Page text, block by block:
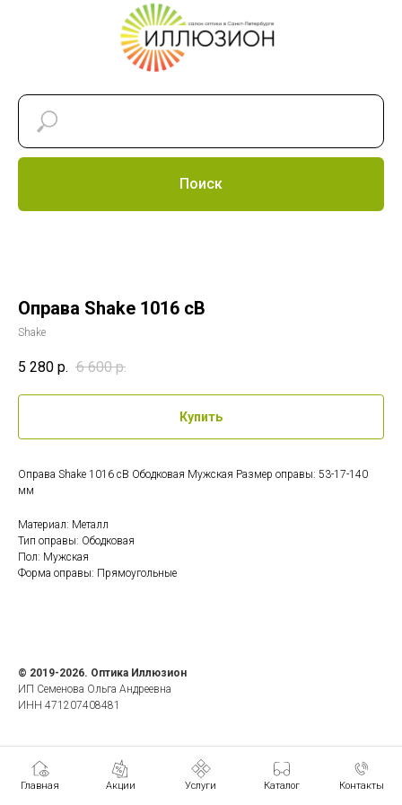
Поиск
Главная Акции Услуги Каталог Контакты
Оправа Shake 1016 cB
Shake
5 280 р. 6 600 р.
Купить
Оправа Shake 1016 cB Ободковая Мужская Размер оправы: 53-17-140
мм
Материал: Металл
Тип оправы: Ободковая
Пол: Мужская
Форма оправы: Прямоугольные
© 2019-2026. Оптика Иллюзион
ИП Семенова Ольга Андреевна
ИНН 471207408481